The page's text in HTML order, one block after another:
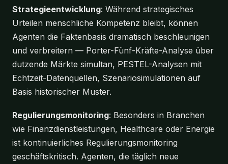
Strategieentwicklung: Während strategisches
Urteilen menschliche Kompetenz bleibt, können
Agenten die Faktenbasis dramatisch beschleunigen
und verbreitern — Porter-Fünf-Kräfte-Analyse über
dutzende Märkte simultan, PESTEL-Analysen mit
Echtzeit-Datenquellen, Szenariosimulationen auf
Basis historischer Muster.
Regulierungsmonitoring: Besonders in Branchen
wie Finanzdienstleistungen, Healthcare oder Energie
ist kontinuierliches Regulierungsmonitoring
geschäftskritisch. Agenten, die täglich neue